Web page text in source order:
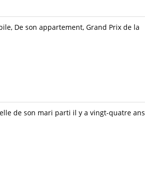
De son appartement, Grand Prix de la
de son mari parti il y a vingt-quatre ans